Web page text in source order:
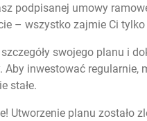
podpisanej umowy
– wszystko zajmie Ci
szczegóły swojego planu i
Aby inwestować regularnie,
stałe.
Utworzenie planu zostało